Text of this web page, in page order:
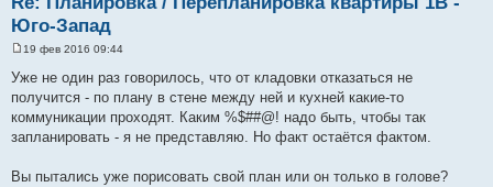
Юго-Запад
о
б
е
н
19 фев 2016 09:44
Уже не один раз говорилось, что от кладовки отказаться не
получится - по плану в стене между ней и кухней какие-то
коммуникации проходят. Каким %$##@! надо быть, чтобы так
запланировать - я не представляю. Но факт остаётся фактом.
Вы пытались уже порисовать свой план или он только в голове?